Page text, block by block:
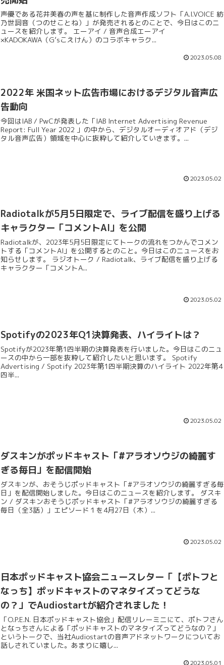
声優である花井美春の声を基に制作した音声作成ソフト「A.I.VOICE 紡
乃世詞音（つのせことね）」が発売されるとのことで、今日はこのニ
ュースを紹介します。 エーアイ / 音声合成エーアイ
×KADOKAWA（G’sこえけん）のコラボキャラク...
2023.05.08
2022年 米国ネット広告市場におけるデジタル音声広
告動向
今回はIAB / PwCが発表した「IAB Internet Advertising Revenue
Report: Full Year 2022 」の中から、デジタルオーディオアド（デジ
タル音声広告）領域を中心に抜粋して紹介していきます。...
2023.05.02
Radiotalkが5月5日限定で、ライブ配信を盛り上げる
キャラクター「コメントAI」を公開
Radiotalkが、2023年5月5日限定にてトークの流れをつかんでコメン
トする「コメントAI」を公開するとのこと。今日はこのニュースをお
知らせします。 ラジオトーク / Radiotalk、ライブ配信を盛り上げる
キャラクター「コメントA...
2023.05.02
Spotifyの2023年Q1決算発表、ハイライトは？
Spotifyが2023年第1四半期の決算発表を行いました。今日はこのニュ
ースの中から一部を抜粋して紹介したいと思います。 Spotify
Advertising / Spotify 2023年第1四半期決算のハイライト 2022年第4
四半...
2023.05.02
ダスキンがポッドキャスト「#アラオソウジの綺麗す
ぎる毎日」を配信開始
ダスキンが、おそうじポッドキャスト「#アラオソウジの綺麗すぎる毎
日」を配信開始しました。今日はこのニュースを紹介します。 ダスキ
ン / ダスキンおそうじポッドキャスト「#アラオソウジの綺麗すぎる
毎日（全3話）」エピソード１を4月27日（木）...
2023.05.02
日本ポッドキャスト協会ニュースレター「【ポトフと
なっち】ポッドキャストのマネタイズってどうな
の？」でAudiostartが紹介されました！
「O.P.E.N. 日本ポッドキャスト協会」配信リレーミニにて、ポトフさん
となっちさんによる「ポッドキャストのマネタイズってどうなの？」
というトークで、当社Audiostartの音声アドネットワークについてお
話しされていました。あまりに嬉し...
2023.05.01